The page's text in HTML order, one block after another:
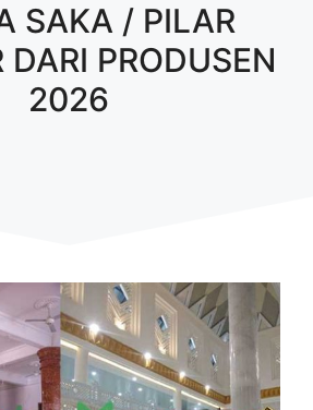
SAKA / PILAR
DARI PRODUSEN
2026